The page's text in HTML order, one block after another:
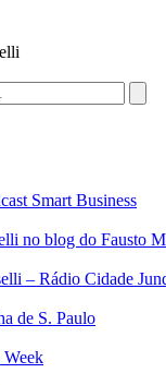
Smart Business
no blog do Fausto
– Rádio Cidade
de S. Paulo
Week